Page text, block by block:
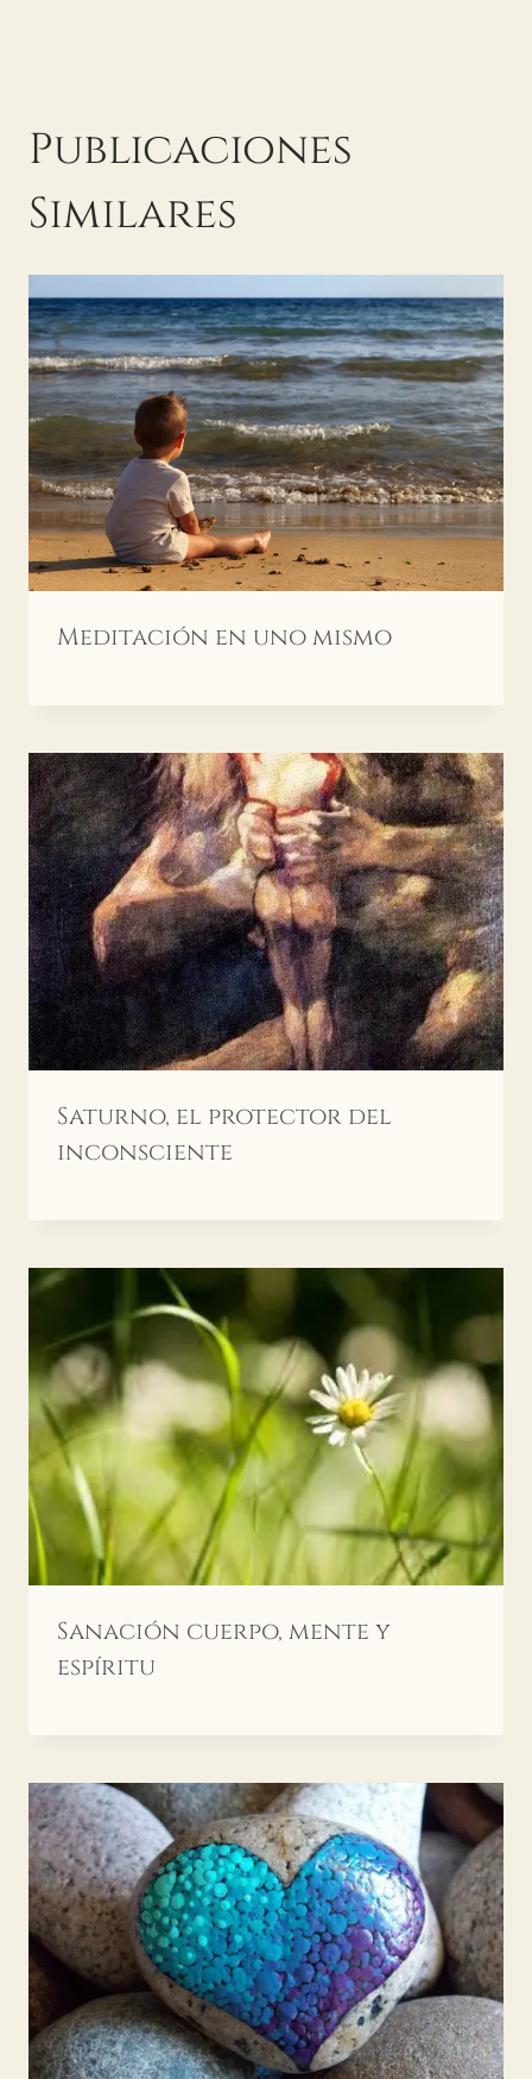
Publicaciones
Similares
Meditación en uno mismo
Saturno, el protector del
inconsciente
Sanación cuerpo, mente y
espíritu